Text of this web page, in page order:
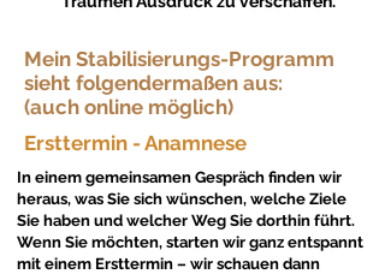
Mein Stabilisierungs-Programm
sieht folgendermaßen aus:
(auch online möglich)
Ersttermin - Anamnese
In einem gemeinsamen Gespräch finden wir
heraus, was Sie sich wünschen, welche Ziele
Sie haben und welcher Weg Sie dorthin führt.
Wenn Sie möchten, starten wir ganz entspannt
mit einem Ersttermin – wir schauen dann